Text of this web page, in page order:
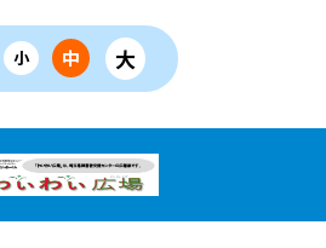
小 中 大